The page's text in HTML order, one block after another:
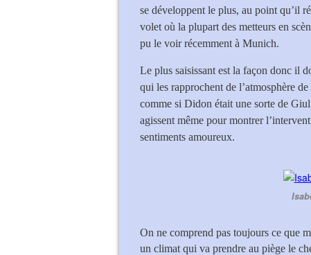
se développent le plus, au point qu’il
volet où la plupart des metteurs en
pu le voir récemment à Munich.
Le plus saisissant est la façon donc il
qui les rapprochent de l’atmosphère
comme si Didon était une sorte de
agissent même pour montrer
sentiments amoureux.
On ne comprend pas toujours ce que
un climat qui va prendre au piège le